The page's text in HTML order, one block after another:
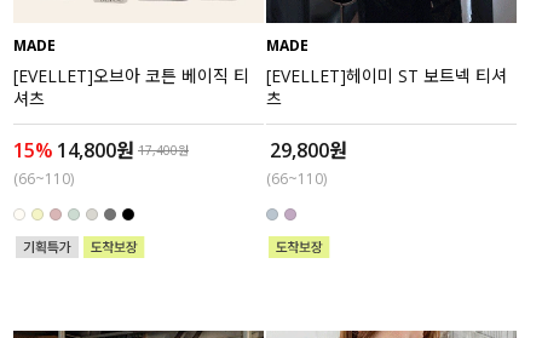
MADE
[EVELLET]오브아 코튼 베이직 티
셔츠
15% 14,800원 17,400원
(66~110)
MADE
[EVELLET]헤이미 ST 보트넥 티셔
츠
29,800원
(66~110)